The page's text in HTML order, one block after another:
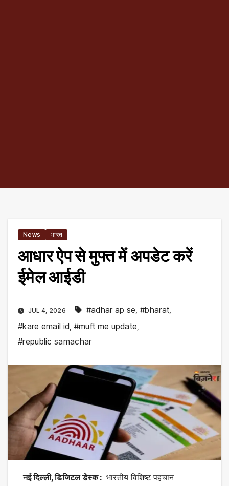
News भारत
आधार ऐप से मुफ्त में अपडेट करें
ईमेल आईडी
JUL 4, 2026 #adhar ap se,#bharat,
#kare email id, #muft me update,
#republic samachar
नई दिल्ली, डिजिटल डेस्क : भारतीय विशिष्ट पहचान